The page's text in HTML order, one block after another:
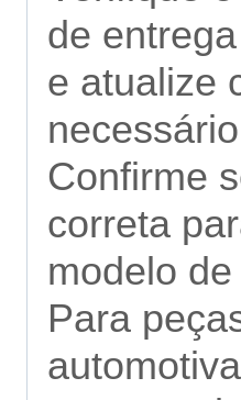
de
e atualize
Confirme
correta
modelo
Para